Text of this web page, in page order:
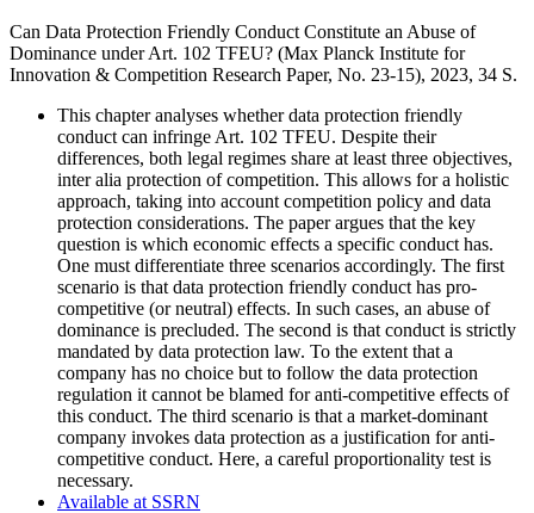
Can Data Protection Friendly Conduct Constitute an Abuse of
Dominance under Art. 102 TFEU? (Max Planck Institute for
Innovation & Competition Research Paper, No. 23-15), 2023, 34 S.
This chapter analyses whether data protection friendly
conduct can infringe Art. 102 TFEU. Despite their
differences, both legal regimes share at least three objectives,
inter alia protection of competition. This allows for a holistic
approach, taking into account competition policy and data
protection considerations. The paper argues that the key
question is which economic effects a specific conduct has.
One must differentiate three scenarios accordingly. The first
scenario is that data protection friendly conduct has pro-
competitive (or neutral) effects. In such cases, an abuse of
dominance is precluded. The second is that conduct is strictly
mandated by data protection law. To the extent that a
company has no choice but to follow the data protection
regulation it cannot be blamed for anti-competitive effects of
this conduct. The third scenario is that a market-dominant
company invokes data protection as a justification for anti-
competitive conduct. Here, a careful proportionality test is
necessary.
Available at SSRN